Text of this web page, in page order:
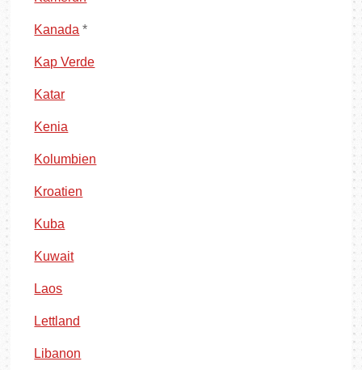
Kanada *
Kap Verde
Katar
Kenia
Kolumbien
Kroatien
Kuba
Kuwait
Laos
Lettland
Libanon